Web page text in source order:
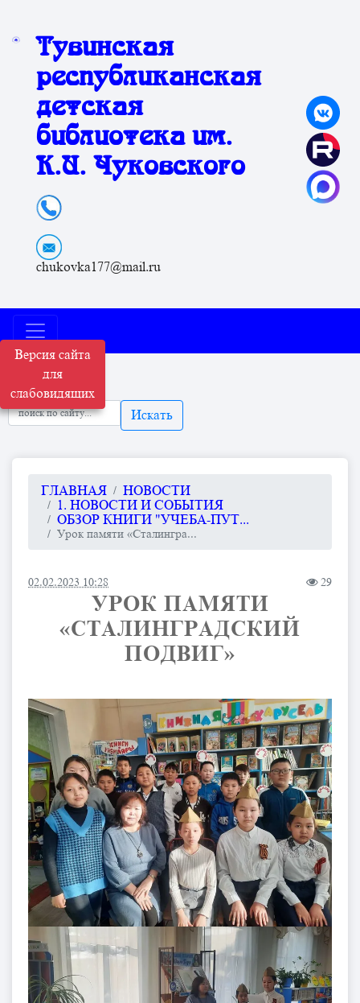
Версия сайта
для
слабовидящих
Тувинская
республиканская
детская
библиотека им.
К.И. Чуковского
chukovka177@mail.ru
Искать
ГЛАВНАЯ
НОВОСТИ
1. НОВОСТИ И СОБЫТИЯ
ОБЗОР КНИГИ "УЧЕБА-ПУТ...
Урок памяти «Сталингра...
02.02.2023 10:28 29
УРОК ПАМЯТИ
«СТАЛИНГРАДСКИЙ
ПОДВИГ»